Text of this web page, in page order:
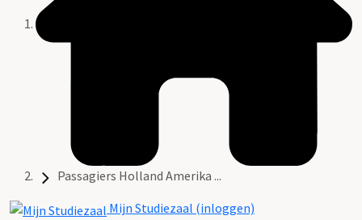
Passagiers Holland Amerika ...
Mijn Studiezaal (inloggen)